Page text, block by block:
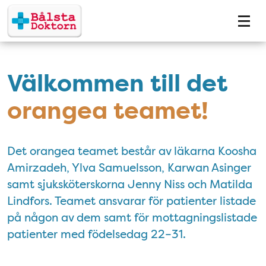
Tillgänglighetsmeny
Välkommen till det
orangea teamet!
Det orangea teamet består av läkarna Koosha
Amirzadeh, Ylva Samuelsson, Karwan Asinger
samt sjuksköterskorna Jenny Niss och Matilda
Lindfors. Teamet ansvarar för patienter listade
på någon av dem samt för mottagningslistade
patienter med födelsedag 22–31.